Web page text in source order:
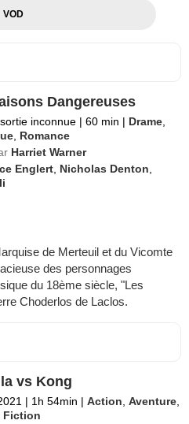
VOD
Dangereuses
inconnue | 60 min | Drame
Romance
Harriet Warner
Englert Nicholas Denton
de Merteuil et du Vicomte
des personnages
du 18ème siècle, "Les
Choderlos de Laclos.
vs Kong
| 1h 54min | Action ,Aventure
Fiction